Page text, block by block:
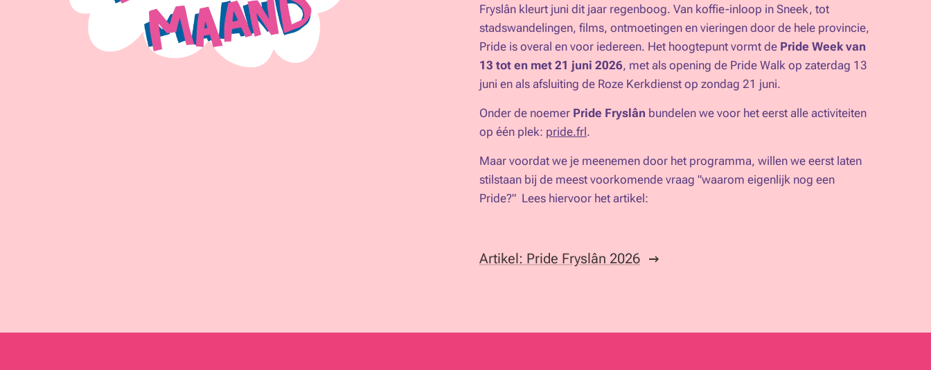
Fryslân kleurt juni dit jaar regenboog. Van koffie-inloop in Sneek, tot
stadswandelingen, films, ontmoetingen en vieringen door de hele provincie,
Pride is overal en voor iedereen. Het hoogtepunt vormt de Pride Week van
13 tot en met 21 juni 2026, met als opening de Pride Walk op zaterdag 13
juni en als afsluiting de Roze Kerkdienst op zondag 21 juni.
Onder de noemer Pride Fryslân bundelen we voor het eerst alle activiteiten
op één plek: pride.frl.
Maar voordat we je meenemen door het programma, willen we eerst laten
stilstaan bij de meest voorkomende vraag "waarom eigenlijk nog een
Pride?" Lees hiervoor het artikel:
Artikel: Pride Fryslân 2026